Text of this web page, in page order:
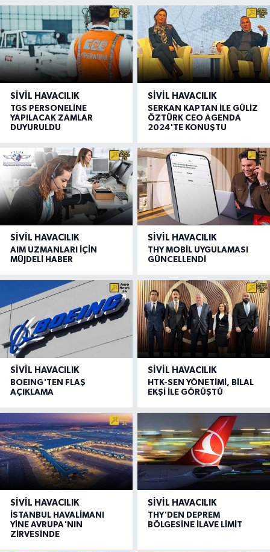
SIVIL HAVACILIK
TGS PERSONELİNE
YAPILACAK ZAMLAR
DUYURULDU
SIVIL HAVACILIK
SERKAN KAPTAN İLE GÜLİZ
ÖZTÜRK CEO AGENDA
2024'TE KONUŞTU
SIVIL HAVACILIK
AIM UZMANLARI İÇİN
MÜJDELİ HABER
SIVIL HAVACILIK
THY MOBİL UYGULAMASI
GÜNCELLENDİ
SIVIL HAVACILIK
BOEING'TEN FLAŞ
AÇIKLAMA
SIVIL HAVACILIK
HTK-SEN YÖNETİMİ, BİLAL
EKŞİ İLE GÖRÜŞTÜ
SIVIL HAVACILIK
İSTANBUL HAVALİMANI
YİNE AVRUPA'NIN
ZİRVESİNDE
SIVIL HAVACILIK
THY'DEN DEPREM
BÖLGESİNE İLAVE LİMİT